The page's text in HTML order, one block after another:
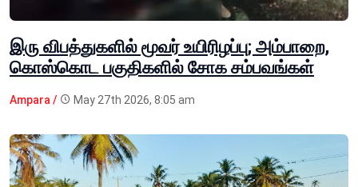
இரு விபத்துகளில் மூவர் உயிரிழப்பு; அம்பாறை,
கொஸ்கொட பகுதிகளில் சோக சம்பவங்கள்
Ampara / May 27th 2026, 8:05 am